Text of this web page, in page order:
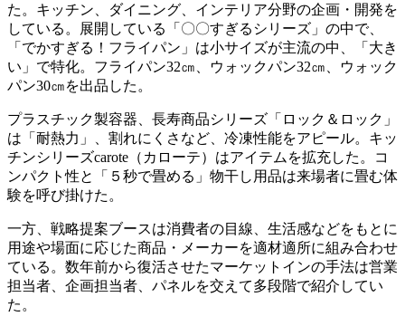
た。キッチン、ダイニング、インテリア分野の企画・開発を
している。展開している「〇〇すぎるシリーズ」の中で、
「でかすぎる！フライパン」は小サイズが主流の中、「大き
い」で特化。フライパン32㎝、ウォックパン32㎝、ウォック
パン30㎝を出品した。
プラスチック製容器、長寿商品シリーズ「ロック＆ロック」
は「耐熱力」、割れにくさなど、冷凍性能をアピール。キッ
チンシリーズcarote（カローテ）はアイテムを拡充した。コ
ンパクト性と「５秒で畳める」物干し用品は来場者に畳む体
験を呼び掛けた。
一方、戦略提案ブースは消費者の目線、生活感などをもとに
用途や場面に応じた商品・メーカーを適材適所に組み合わせ
ている。数年前から復活させたマーケットインの手法は営業
担当者、企画担当者、パネルを交えて多段階で紹介してい
た。